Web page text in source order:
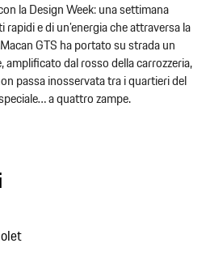
la Design Week: una settimana
e di un’energia che attraversa la
GTS ha portato su strada un
dal rosso della carrozzeria,
passa inosservata tra i quartieri del
a quattro zampe.